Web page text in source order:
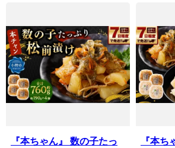
『本ちゃん』 数の子たっ
『本ち